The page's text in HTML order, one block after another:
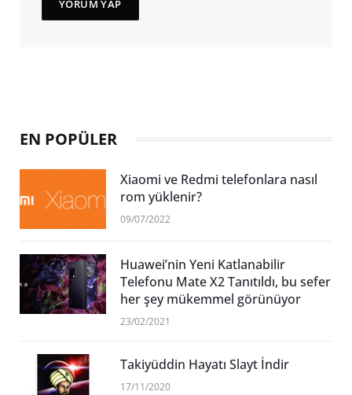
EN POPÜLER
Xiaomi ve Redmi telefonlara nasıl
rom yüklenir?
09/07/2022
Huawei’nin Yeni Katlanabilir
Telefonu Mate X2 Tanıtıldı, bu sefer
her şey mükemmel görünüyor
23/02/2021
Takiyüddin Hayatı Slayt İndir
17/11/2020